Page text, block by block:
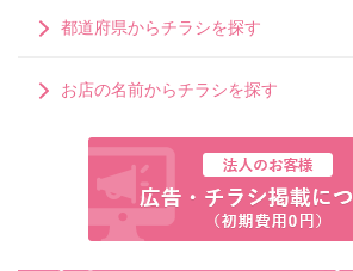
都道府県からチラシを探す
お店の名前からチラシを探す